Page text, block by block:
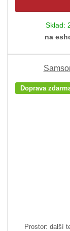
Sklad:
na
Doprava
Prostor: další